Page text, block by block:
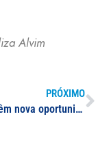
Alvim
PRÓXIMO
Estudantes têm nova oportunidade de ingressar em cursos da UNIFAL-MG com a nota do ENEM